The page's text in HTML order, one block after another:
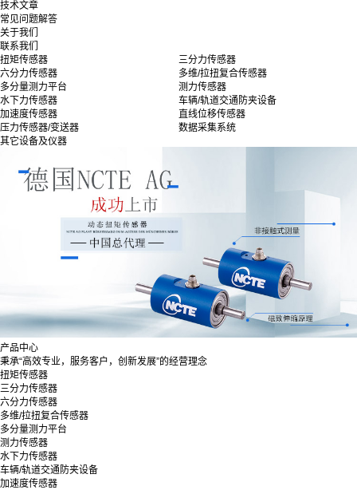
技术文章
常见问题解答
关于我们
联系我们
扭矩传感器
三分力传感器
六分力传感器
多维/拉扭复合传感器
多分量测力平台
测力传感器
水下力传感器
车辆/轨道交通防夹设备
加速度传感器
直线位移传感器
压力传感器/变送器
数据采集系统
其它设备及仪器
产品中心
秉承“高效专业，服务客户，创新发展”的经营理念
扭矩传感器
三分力传感器
六分力传感器
多维/拉扭复合传感器
多分量测力平台
测力传感器
水下力传感器
车辆/轨道交通防夹设备
加速度传感器